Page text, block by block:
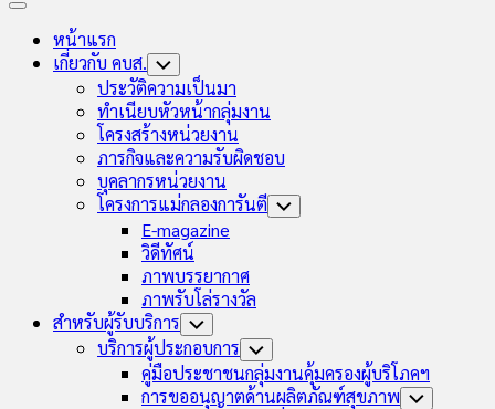
Expand
หน้าแรก
เกี่ยวกับ คบส. Toggle
Child
Menu
ประวัติความเป็นมา
ทำเนียบหัวหน้ากลุ่มงาน
โครงสร้างหน่วยงาน
ภารกิจและความรับผิดชอบ
บุคลากรหน่วยงาน
โครงการแม่กลองการันตี Toggle
E-magazine
วิดีทัศน์
ภาพบรรยากาศ
ภาพรับโล่รางวัล
สำหรับผู้รับบริการ Toggle
Child
Menu
บริการผู้ประกอบการ Toggle
Child
Menu
คู่มือประชาชนกลุ่มงานคุ้มครองผู้บริโภคฯ
การขออนุญาตด้านผลิตภัณฑ์สุขภาพ Toggle